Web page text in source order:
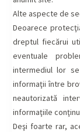
Alte aspecte de
Deoarece
dreptul fiecărui
eventuale
intermediul lor
informaţii între
neautorizată
informaţiile
Deşi foarte rar,